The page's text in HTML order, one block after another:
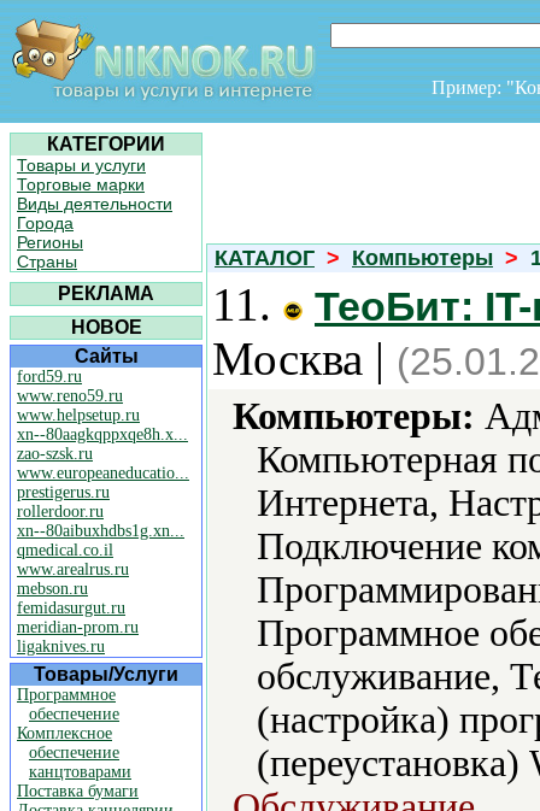
Пример:
КАТЕГОРИИ
Товары и услуги
Торговые марки
Виды деятельности
Города
Регионы
Страны
РЕКЛАМА
НОВОЕ
Сайты
ford59.ru
www.reno59.ru
www.helpsetup.ru
xn--80aagkqppxqe8h.x...
zao-szsk.ru
www.europeaneducatio...
prestigerus.ru
rollerdoor.ru
xn--80aibuxhdbs1g.xn...
qmedical.co.il
www.arealrus.ru
mebson.ru
femidasurgut.ru
meridian-prom.ru
ligaknives.ru
Товары/Услуги
Программное
обеспечение
Комплексное
обеспечение
канцтоварами
Поставка бумаги
КАТАЛОГ > Компьютеры >
11. ТеоБит:
Москва |
Компьютеры:
Компьютерная
Интернета,
Подключение
Программное
обслуживание,
(настройка)